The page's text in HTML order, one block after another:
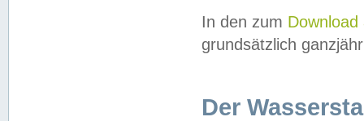
In den zum Download
grundsätzlich
Der